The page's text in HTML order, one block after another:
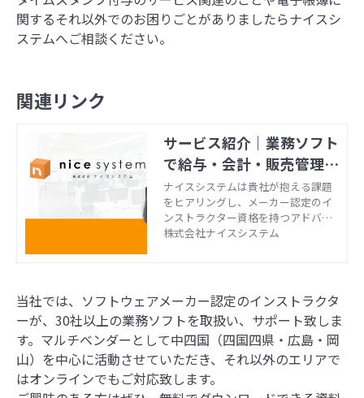
関するそれ以外でのお困りごとがありましたらナイスシ
ステムへご相談ください。
関連リンク
サービス紹介｜業務ソフト
で給与・会計・販売管理の
お悩みを解決 - ナイスシス
テム
ナイスシステムは貴社が抱える課題
をヒアリングし、メーカー認定のイ
ンストラクター資格を持つアドバイ
ザーが貴社に最適なソフトをご提案
業務ソフト導入は私たちにご相談く
ださい。
株式会社ナイスシステム
当社では、ソフトウェアメーカー認定のインストラクタ
ーが、30社以上の業務ソフトを取扱い、サポート致しま
す。マルチベンダーとして中四国（四国四県・広島・岡
山）を中心に活動させていただき、それ以外のエリアで
はオンラインでもご対応致します。